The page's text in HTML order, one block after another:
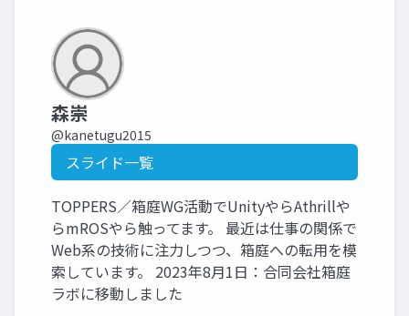
森崇
@kanetugu2015
スライド一覧
TOPPERS／箱庭WG活動でUnityやらAthrillや
らmROSやら触ってます。 最近は仕事の関係で
Web系の技術に注力しつつ、箱庭への転用を模
索しています。 2023年8月1日：合同会社箱庭
ラボに移動しました